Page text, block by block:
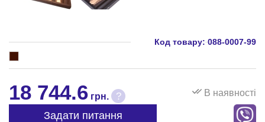
Код товару: 088-0007-99
18 744.6 грн. ? В наявності
Задати питання